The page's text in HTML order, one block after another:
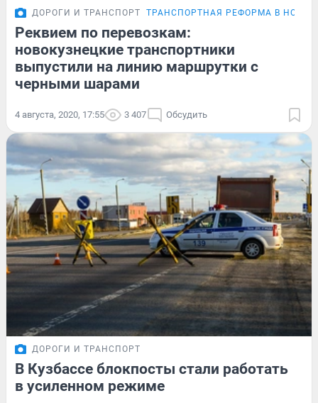
ДОРОГИ И ТРАНСПОРТ ТРАНСПОРТНАЯ РЕФОРМА В
Реквием по перевозкам:
новокузнецкие транспортники
выпустили на линию маршрутки с
черными шарами
4 августа, 2020, 17:55 3 407 Обсудить
ДОРОГИ И ТРАНСПОРТ
В Кузбассе блокпосты стали работать
в усиленном режиме